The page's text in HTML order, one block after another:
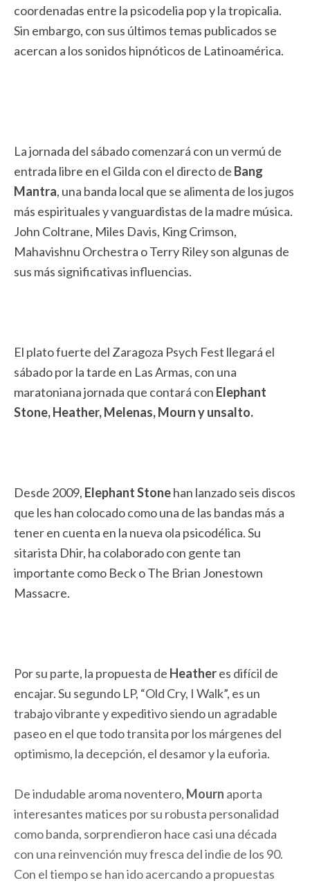
coordenadas entre la psicodelia pop y la tropicalia.
Sin embargo, con sus últimos temas publicados se
acercan a los sonidos hipnóticos de Latinoamérica.
La jornada del sábado comenzará con un vermú de
entrada libre en el Gilda con el directo de Bang
Mantra, una banda local que se alimenta de los jugos
más espirituales y vanguardistas de la madre música.
John Coltrane, Miles Davis, King Crimson,
Mahavishnu Orchestra o Terry Riley son algunas de
sus más significativas influencias.
El plato fuerte del Zaragoza Psych Fest llegará el
sábado por la tarde en Las Armas, con una
maratoniana jornada que contará con Elephant
Stone, Heather, Melenas, Mourn y unsalto.
Desde 2009, Elephant Stonehan lanzado seis discos
que les han colocado como una de las bandas más a
tener en cuenta en la nueva ola psicodélica. Su
sitarista Dhir, ha colaborado con gente tan
importante como Beck o The Brian Jonestown
Massacre.
Por su parte, la propuesta de Heatheres difícil de
encajar. Su segundo LP, “Old Cry, I Walk”, es un
trabajo vibrante y expeditivo siendo un agradable
paseo en el que todo transita por los márgenes del
optimismo, la decepción, el desamor y la euforia.
De indudable aroma noventero, Mourn aporta
interesantes matices por su robusta personalidad
como banda, sorprendieron hace casi una década
con una reinvención muy fresca del indie de los 90.
Con el tiempo se han ido acercando a propuestas